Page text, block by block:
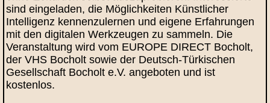
sind eingeladen, die Möglichkeiten Künstlicher
Intelligenz kennenzulernen und eigene Erfahrungen
mit den digitalen Werkzeugen zu sammeln. Die
Veranstaltung wird vom EUROPE DIRECT Bocholt,
der VHS Bocholt sowie der Deutsch-Türkischen
Gesellschaft Bocholt e.V. angeboten und ist
kostenlos.